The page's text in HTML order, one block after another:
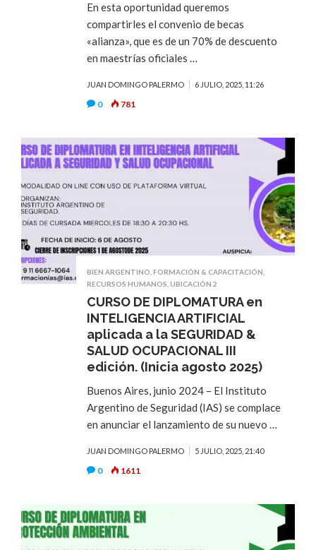
En esta oportunidad queremos
compartirles el convenio de becas
«alianza», que es de un 70% de descuento
en maestrías oficiales …
JUAN DOMINGO PALERMO 6 JULIO, 2025, 11:26
0 781
BIEN ARGENTINO FORMACIÓN & CAPACITACIÓN
RECURSOS HUMANOS UBICACIÓN 2
CURSO DE DIPLOMATURA en
INTELIGENCIA ARTIFICIAL
aplicada a la SEGURIDAD &
SALUD OCUPACIONAL III
edición. (Inicia agosto 2025)
Buenos Aires, junio 2024 – El Instituto
Argentino de Seguridad (IAS) se complace
en anunciar el lanzamiento de su nuevo …
JUAN DOMINGO PALERMO 5 JULIO, 2025, 21:40
0 1611